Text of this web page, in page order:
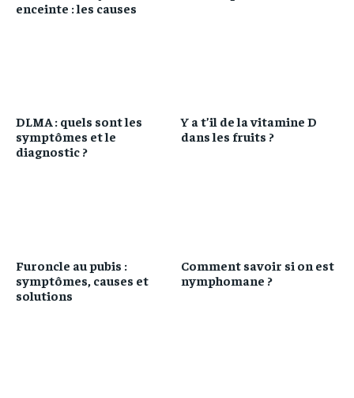
enceinte : les causes
DLMA : quels sont les
symptômes et le
diagnostic ?
Y a t’il de la vitamine D
dans les fruits ?
Furoncle au pubis :
symptômes, causes et
solutions
Comment savoir si on est
nymphomane ?